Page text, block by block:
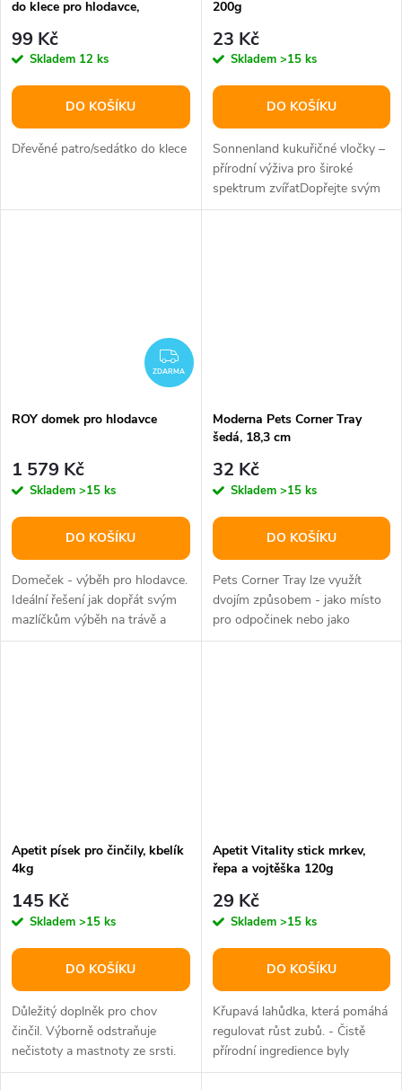
do klece pro hlodavce,
99 Kč
Skladem 12 ks
DO KOŠÍKU
Dřevěné patro/sedátko do klece
200g
23 Kč
Skladem >15 ks
DO KOŠÍKU
Sonnenland kukuřičné vločky –
přírodní výživa pro široké
spektrum zvířatDopřejte svým
zvířatům kvalitní a přirozenou...
ZDARMA
ZDARMA
ROY domek pro hlodavce
1 579 Kč
Skladem >15 ks
DO KOŠÍKU
Domeček - výběh pro hlodavce.
Ideální řešení jak dopřát svým
mazlíčkům výběh na trávě a
pobyt venku bez obav ze...
Moderna Pets Corner Tray
šedá, 18,3 cm
32 Kč
Skladem >15 ks
DO KOŠÍKU
Pets Corner Tray lze využít
dvojím způsobem - jako místo
pro odpočinek nebo jako
toaletu. Tvarem snadno
Apetit písek pro činčily, kbelík
4kg
145 Kč
Skladem >15 ks
DO KOŠÍKU
Důležitý doplněk pro chov
činčil. Výborně odstraňuje
nečistoty a mastnoty ze srsti.
Apetit Vitality stick mrkev,
řepa a vojtěška 120g
29 Kč
Skladem >15 ks
DO KOŠÍKU
Křupavá lahůdka, která pomáhá
regulovat růst zubů. - Čistě
přírodní ingredience byly
vybrány na základě oblíbených...